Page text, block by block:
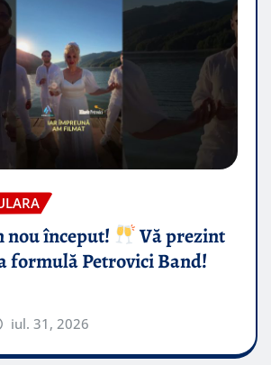
nou început!
Vă prezint
formulă Petrovici Band!
iul. 31, 2026